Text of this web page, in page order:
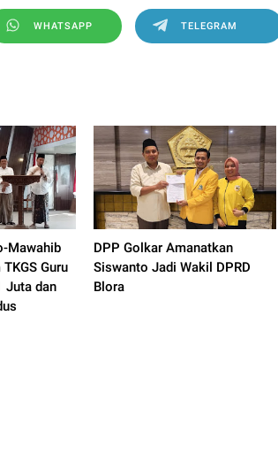
WHATSAPP TELEGRAM
Mawahib
Guru
Juta dan
DPP Golkar Amanatkan
Siswanto Jadi Wakil DPRD
Blora